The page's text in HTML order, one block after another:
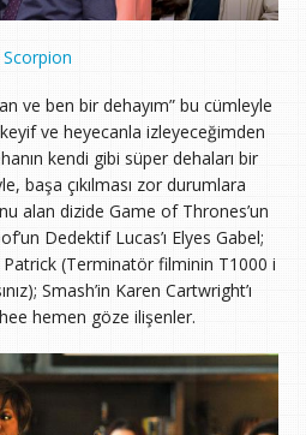
Scorpion
ve ben bir dehayım” bu cümleyle
ve heyecanla izleyeceğimden
kendi gibi süper dehaları bir
başa çıkılması zor durumlara
alan dizide Game of Thrones’un
Dedektif Lucas’ı Elyes Gabel;
(Terminatör filminin T1000 i
Smash’in Karen Cartwright’ı
hemen göze ilişenler.